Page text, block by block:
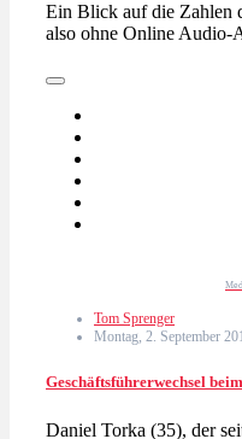
Ein Blick auf die Zahlen
also ohne Online
Tom Sprenger
Montag, 2. September
Geschäftsführerwechsel
Daniel Torka (35), der